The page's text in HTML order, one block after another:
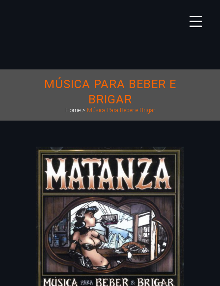
MÚSICA PARA BEBER E
BRIGAR
Home> Música Para Beber e Brigar